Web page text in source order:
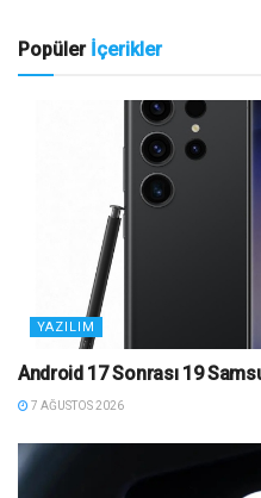
Popüler İçerikler
YAZILIM
Android 17 Sonrası 19
7 AĞUSTOS 2026